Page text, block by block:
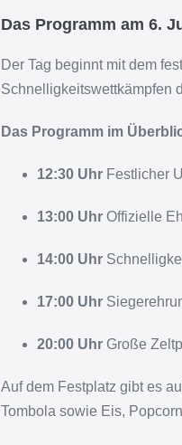
Das Programm am 6.
Der Tag beginnt mit dem
Schnelligkeitswettkämpfen
Das Programm im
12:30 Uhr Festlicher
13:00 Uhr Offizielle
14:00 Uhr
17:00 Uhr
20:00 Uhr Große
Auf dem Festplatz gibt es
Tombola sowie Eis,